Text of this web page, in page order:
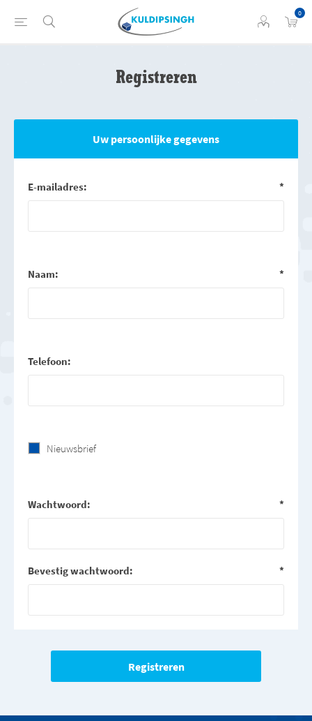
0
Registreren
Uw persoonlijke gegevens
E-mailadres: *
Naam: *
Telefoon:
Nieuwsbrief
Wachtwoord: *
Bevestig wachtwoord: *